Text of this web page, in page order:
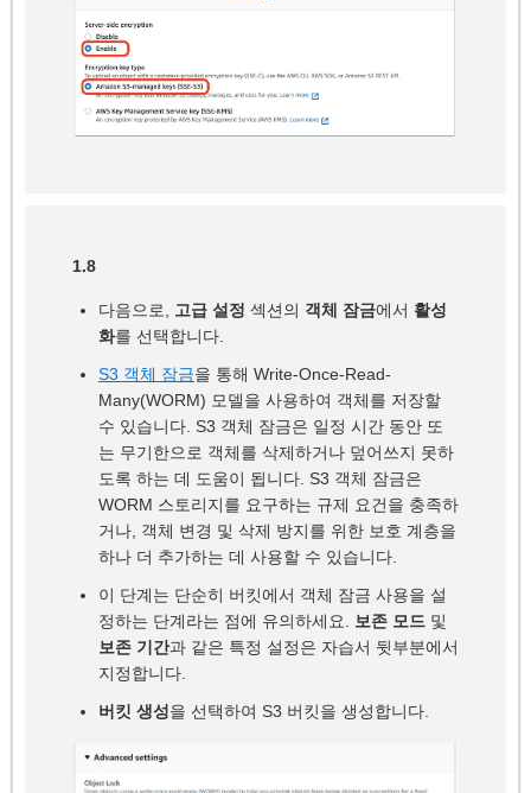
1.8
다음으로, 고급 설정 섹션의 객체 잠금에서 활성
화를 선택합니다.
S3 객체 잠금을 통해 Write-Once-Read-
Many(WORM) 모델을 사용하여 객체를 저장할
수 있습니다. S3 객체 잠금은 일정 시간 동안 또
는 무기한으로 객체를 삭제하거나 덮어쓰지 못하
도록 하는 데 도움이 됩니다. S3 객체 잠금은
WORM 스토리지를 요구하는 규제 요건을 충족하
거나, 객체 변경 및 삭제 방지를 위한 보호 계층을
하나 더 추가하는 데 사용할 수 있습니다.
이 단계는 단순히 버킷에서 객체 잠금 사용을 설
정하는 단계라는 점에 유의하세요.
보존 모드 및
보존 기간과 같은 특정 설정은 자습서 뒷부분에서
지정합니다.
버킷 생성을 선택하여 S3 버킷을 생성합니다.